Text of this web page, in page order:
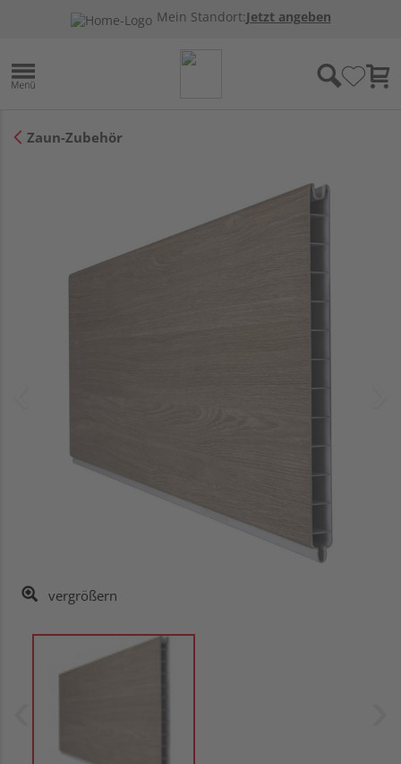
Mein Standort:Jetzt angeben
Zaun-Zubehör
vergrößern